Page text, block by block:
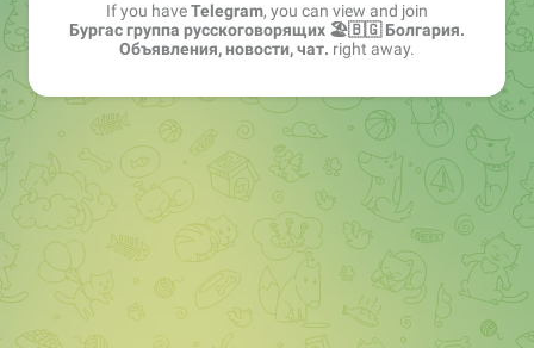
If you haveTelegram, you can view and join
Бургас группа русскоговорящих 🏖🇧🇬 Болгария.
Объявления, новости, чат. right away.